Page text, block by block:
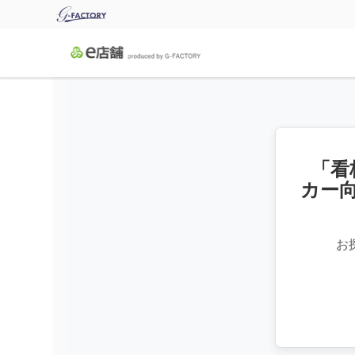
「
カー
お